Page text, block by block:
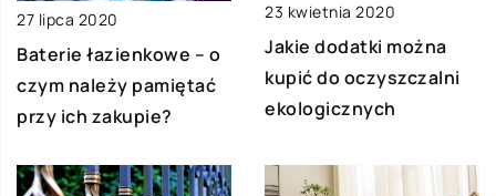
27 lipca 2020
Baterie łazienkowe – o
czym należy pamiętać
przy ich zakupie?
23 kwietnia 2020
Jakie dodatki można
kupić do oczyszczalni
ekologicznych